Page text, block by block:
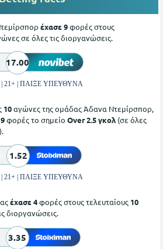
έχασε 9φορές στους
σε όλες τις διοργανώσεις.
17.00
21+ | ΠΑΙΞΕ ΥΠΕΥΘΥΝΑ
10αγώνες της ομάδας Άδανα Ντεμίρσπορ,
9φορές το σημείο Over 2.5 γκολ (σε όλες
1.52
21+ | ΠΑΙΞΕ ΥΠΕΥΘΥΝΑ
έχασε 4φορές στους τελευταίους 10
διοργανώσεις.
3.35